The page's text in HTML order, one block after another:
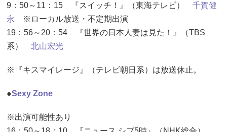
9：50～11：15 『スイッチ！』（東海テレビ） 千賀健
永
※ローカル放送・不定期出演
19：56～20：54 『世界の日本人妻は見た！』（TBS
系） 北山宏光
※『キスマイレージ』（テレビ朝日系）は放送休止。
●Sexy Zone
※出演可能性あり